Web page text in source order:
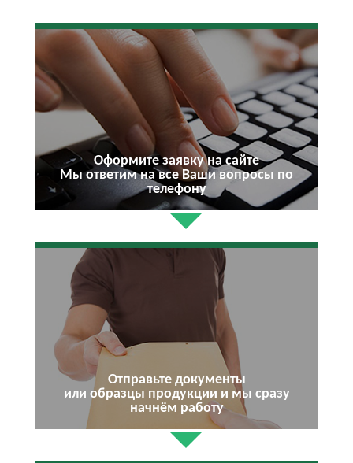
Оформите заявку на сайте
Мы ответим на все Ваши вопросы по
телефону
Отправьте документы
или образцы продукции и мы сразу
начнём работу